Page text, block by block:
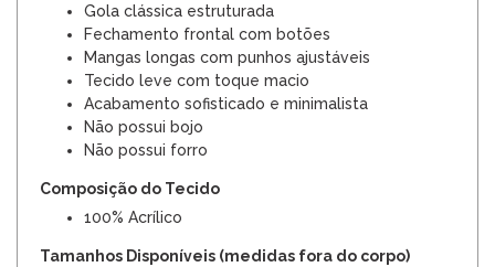
Gola clássica estruturada
Fechamento frontal com botões
Mangas longas com punhos ajustáveis
Tecido leve com toque macio
Acabamento sofisticado e minimalista
Não possui bojo
Não possui forro
Composição do Tecido
100% Acrílico
Tamanhos Disponíveis (medidas fora do corpo)